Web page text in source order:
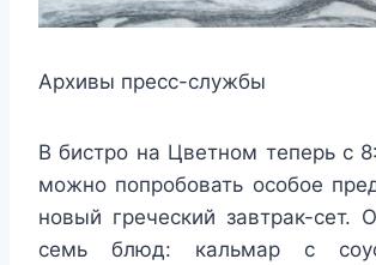
Архивы пресс-службы
В бистро на Цветном теперь с
можно попробовать особое
новый греческий завтрак-сет.
семь блюд: кальмар с